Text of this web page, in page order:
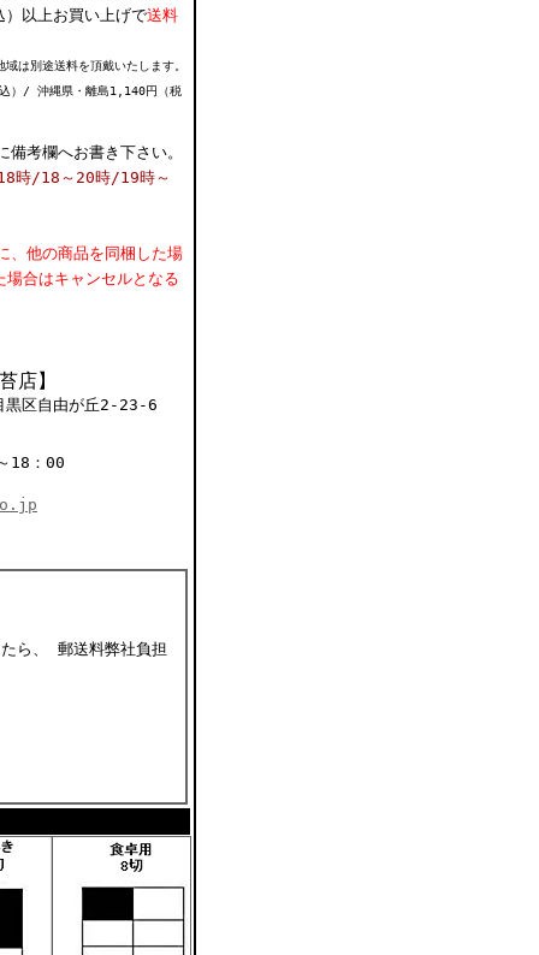
以上お買い上げで送料
は別途送料を頂戴いたします。
）/ 沖縄県・離島1,140円（税
考欄へお書き下さい。
時/18～20時/19時～
、他の商品を同梱した場
合はキャンセルとなる
店】
区自由が丘2-23-6
18：00
ら、 郵送料弊社負担